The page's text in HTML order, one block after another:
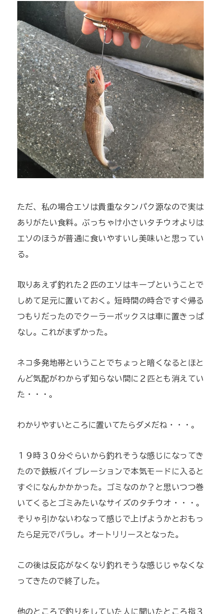
ただ、私の場合エソは貴重なタンパク源なので実は
ありがたい食料。ぶっちゃけ小さいタチウオよりは
エソのほうが普通に食いやすいし美味いと思ってい
る。
取りあえず釣れた２匹のエソはキープということで
しめて足元に置いておく。短時間の時合ですぐ帰る
つもりだったのでクーラーボックスは車に置きっぱ
なし。これがまずかった。
ネコ多発地帯ということでちょっと暗くなるとほと
んど気配がわからず知らない間に２匹とも消えてい
た・・・。
わかりやすいところに置いてたらダメだね・・・。
１９時３０分ぐらいから釣れそうな感じになってき
たので鉄板バイブレーションで本気モードに入ると
すぐになんかかかった。ゴミなのか？と思いつつ巻
いてくるとゴミみたいなサイズのタチウオ・・・。
そりゃ引かないわなって感じで上げようかとおもっ
たら足元でバラし。オートリリースとなった。
この後は反応がなくなり釣れそうな感じじゃなくな
ってきたので終了した。
他のところで釣りをしていた人に聞いたところ指３